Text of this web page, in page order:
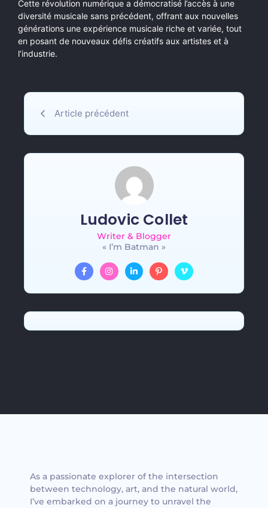
Cette révolution numérique a démocratisé l’accès à une
diversité musicale sans précédent, offrant aux nouvelles
générations une expérience musicale riche et variée, tout
en posant de nouveaux défis créatifs aux artistes et à
l’industrie.
Article précédent
Ludovic Collet
Writer & Blogger
« I’m Batman »
As a passionate explorer of the intersection
between technology, art, and the natural world,
I’ve embarked on a journey to unravel the